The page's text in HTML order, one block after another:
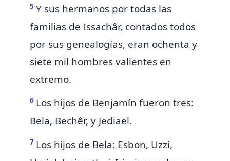
5 Y sus hermanos por todas las
familias de Issachâr, contados todos
por sus genealogías, eran ochenta y
siete mil hombresvalientes en
extremo.
6 Los hijos de Benjamín fueron tres:
Bela, Bechêr, y Jediael.
7 Los hijos de Bela: Esbon, Uzzi,